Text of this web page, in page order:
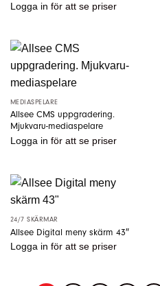
Logga in för att se priser
MEDIASPELARE
Allsee CMS uppgradering.
Mjukvaru-mediaspelare
Logga in för att se priser
24/7 SKÄRMAR
Allsee Digital meny skärm 43″
Logga in för att se priser